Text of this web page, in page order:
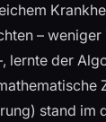
–
lernte der
stand im